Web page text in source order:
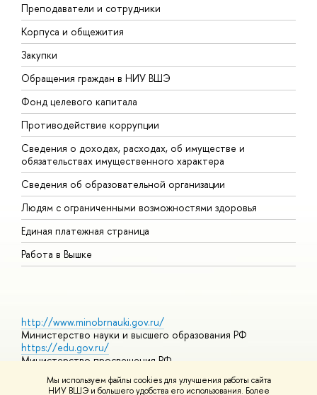
Мы используем файлы cookies для улучшения работы сайта
НИУ ВШЭ и большего удобства его использования. Более
Преподаватели и сотрудники
Корпуса и общежития
Закупки
Обращения граждан в НИУ ВШЭ
Фонд целевого капитала
Противодействие коррупции
Сведения о доходах, расходах, об имуществе и
обязательствах имущественного характера
Сведения об образовательной организации
Людям с ограниченными возможностями здоровья
Единая платежная страница
Работа в Вышке
http://www.minobrnauki.gov.ru/
Министерство науки и высшего образования РФ
https://edu.gov.ru/
Министерство просвещения РФ
Массовые открытые онлайн-курсы